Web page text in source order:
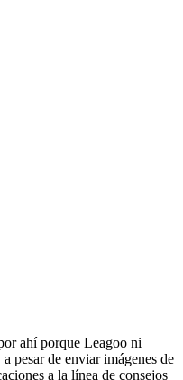
ahí porque Leagoo ni
pesar de enviar imágenes de
a la línea de consejos